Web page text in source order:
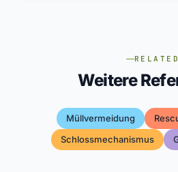
RELATED
Weitere
Müllvermeidung
Schlossmechanismus